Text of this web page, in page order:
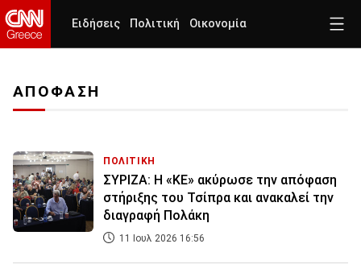
Ειδήσεις Πολιτική Οικονομία
ΑΠΟΦΑΣΗ
ΠΟΛΙΤΙΚΗ
ΣΥΡΙΖΑ: Η «ΚΕ» ακύρωσε την απόφαση
στήριξης του Τσίπρα και ανακαλεί την
διαγραφή Πολάκη
11 Ιουλ 2026 16:56